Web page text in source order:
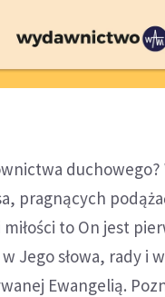
duchowego?
pragnących
to On jest
Jego słowa, rady i
Ewangelią.